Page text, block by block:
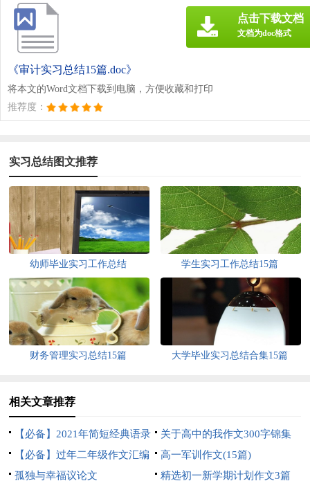
《审计实习总结15篇.doc》
将本文的Word文档下载到电脑，方便收藏和打印
推荐度：
点击下载文档
文档为doc格式
实习总结图文推荐
幼师毕业实习工作总结 学生实习工作总结15篇
财务管理实习总结15篇 大学毕业实习总结合集15篇
相关文章推荐
【必备】2021年简短经典语录
锦集76条
关于高中的我作文300字锦集
七篇
【必备】过年二年级作文汇编
5篇
高一军训作文(15篇)
孤独与幸福议论文
精选初一新学期计划作文3篇